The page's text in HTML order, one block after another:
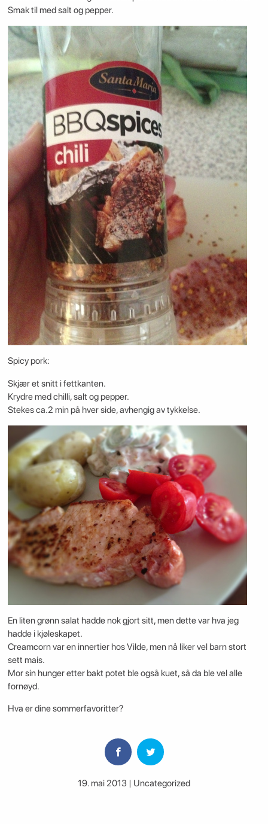
Smak til med salt og pepper.
Spicy pork:
Skjær et snitt i fettkanten.
Krydre med chilli, salt og pepper.
Stekes ca.2 min på hver side, avhengig av tykkelse.
En liten grønn salat hadde nok gjort sitt, men dette var hva jeg
hadde i kjøleskapet.
Creamcorn var en innertier hos Vilde, men nå liker vel barn stort
sett mais.
Mor sin hunger etter bakt potet ble også kuet, så da ble vel alle
fornøyd.
Hva er dine sommerfavoritter?
19. mai 2013 | Uncategorized